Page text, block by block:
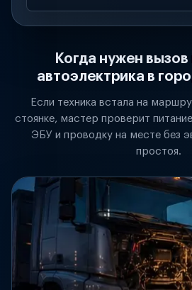
Когда нужен вызов
автоэлектрика в
Если техника встала на
стоянке, мастер проверит
ЭБУ и проводку на месте без
простоя.